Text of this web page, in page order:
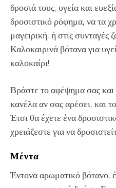
δροσιά τους, υγεία και
δροσιστικό ρόφημα, να τα
μαγειρική, ή στις συνταγές
Καλοκαιρινά βότανα για
καλοκαίρι!
Βράστε το αφέψημα σας και
κανέλα αν σας αρέσει, και
Έτσι θα έχετε ένα
χρειάζεστε για να
Μέντα
Έντονα αρωματικό βότανο,